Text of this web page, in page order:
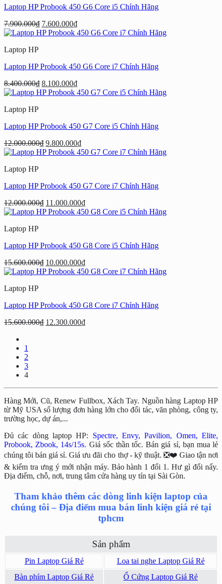
Laptop HP Probook 450 G6 Core i5 Chính Hãng
7.900.000₫ Giá
gốc
7.600.000₫Giá
hiện
Laptop HP
Laptop HP Probook 450 G6 Core i7 Chính Hãng
8.400.000₫ Giá
gốc
8.100.000₫Giá
hiện
Laptop HP
Laptop HP Probook 450 G7 Core i5 Chính Hãng
12.000.000₫ Giá
gốc
9.800.000₫Giá
hiện
Laptop HP
Laptop HP Probook 450 G7 Core i7 Chính Hãng
12.000.000₫ Giá
gốc
11.000.000₫Giá
hiện
Laptop HP
Laptop HP Probook 450 G8 Core i5 Chính Hãng
15.600.000₫ Giá
gốc
10.000.000₫Giá
hiện
Laptop HP
Laptop HP Probook 450 G8 Core i7 Chính Hãng
15.600.000₫ Giá
12.300.000₫Giá
1
2
3
4
Hàng Mới, Cũ, Renew Fullbox, Xách Tay. Nguồn hàng Laptop HP
từ Mỹ USA số lượng đơn hàng lớn cho đối tác, văn phòng, công ty,
trường học, dự án,...
Đủ các dòng laptop HP: Spectre, Envy, Pavilion, Omen, Elite,
Probook, Zbook, 14s/15s. Giá sốc thần tốc. Bán giá sỉ, bạn mua lẻ
chúng tôi bán giá sỉ. Giá ưu đãi cho thợ - kỹ thuật. ❎❤️ Giao tận nơi
& kiểm tra ưng ý mới nhận máy. Bảo hành 1 đổi 1. Hư gì đổi nấy.
Địa điểm, chỗ, nơi, trung tâm cửa hàng uy tín tại Sài Gòn.
Tham khảo thêm các dòng linh kiện laptop của
chúng tôi – Địa điểm mua bán linh kiện giá rẻ tại
tphcm
Sản phẩm
Pin Laptop Giá Rẻ
Loa tai nghe Laptop Giá Rẻ
Bàn phím Laptop Giá Rẻ
Ổ Cứng Laptop Giá Rẻ